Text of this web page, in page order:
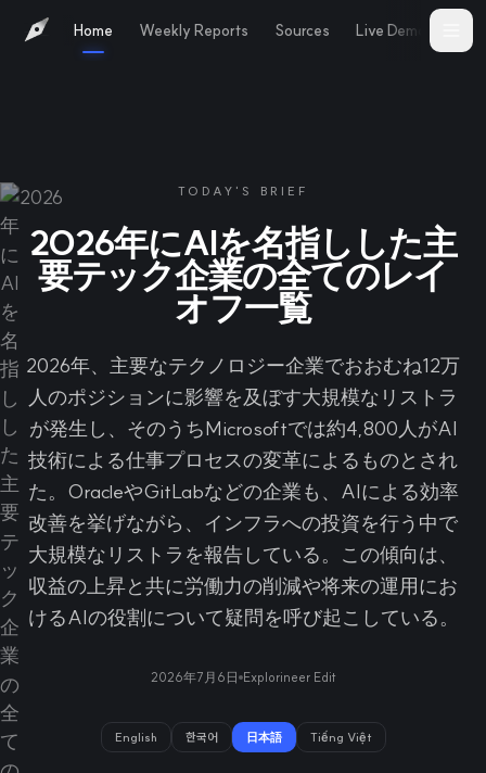
Home Weekly Reports Sources Live Demo
TODAY'S BRIEF
2026年にAIを名指しした主
要テック企業の全てのレイ
オフ一覧
2026年、主要なテクノロジー企業でおおむね12万
人のポジションに影響を及ぼす大規模なリストラ
が発生し、そのうちMicrosoftでは約4,800人がAI
技術による仕事プロセスの変革によるものとされ
た。OracleやGitLabなどの企業も、AIによる効率
改善を挙げながら、インフラへの投資を行う中で
大規模なリストラを報告している。この傾向は、
収益の上昇と共に労働力の削減や将来の運用にお
けるAIの役割について疑問を呼び起こしている。
2026年7月6日 Explorineer Edit
English 한국어 日本語 Tiếng Việt